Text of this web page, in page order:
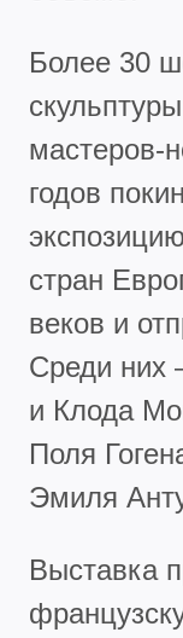
Более 30
мастеров-
годов
стран
веков и
Среди них
и Клода
Поля
Эмиля
Выставка